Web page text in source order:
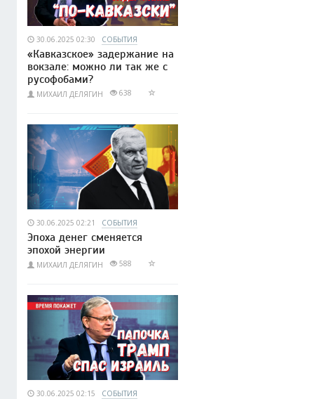
30.06.2025 02:30 СОБЫТИЯ
«Кавказское» задержание на
вокзале: можно ли так же с
русофобами?
МИХАИЛ ДЕЛЯГИН 638
30.06.2025 02:21 СОБЫТИЯ
Эпоха денег сменяется
эпохой энергии
МИХАИЛ ДЕЛЯГИН 588
30.06.2025 02:15 СОБЫТИЯ